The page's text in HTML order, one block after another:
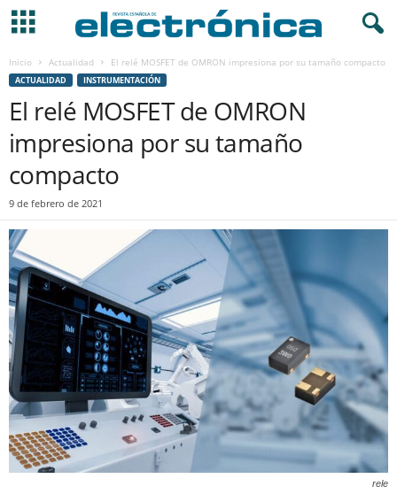
Inicio Actualidad El relé MOSFET de OMRON impresiona por su tamaño compacto
ACTUALIDAD INSTRUMENTACIÓN
El relé MOSFET de OMRON
impresiona por su tamaño
compacto
9 de febrero de 2021
rele